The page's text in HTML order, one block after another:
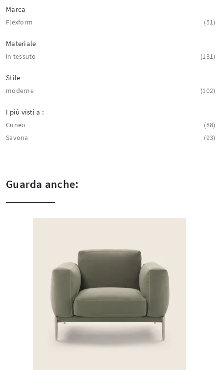
Marca
Flexform 51
Materiale
in tessuto 131
Stile
moderne 102
I più visti a :
Cuneo
88
Savona
93
Guarda anche: